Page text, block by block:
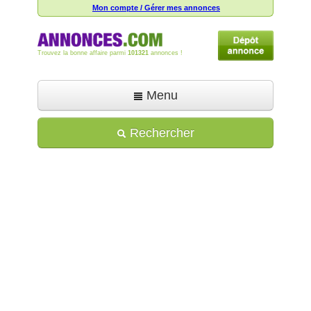
Mon compte / Gérer mes annonces
Trouvez la bonne affaire parmi 101321 annonces !
Menu
Déposer une annonce
Rechercher